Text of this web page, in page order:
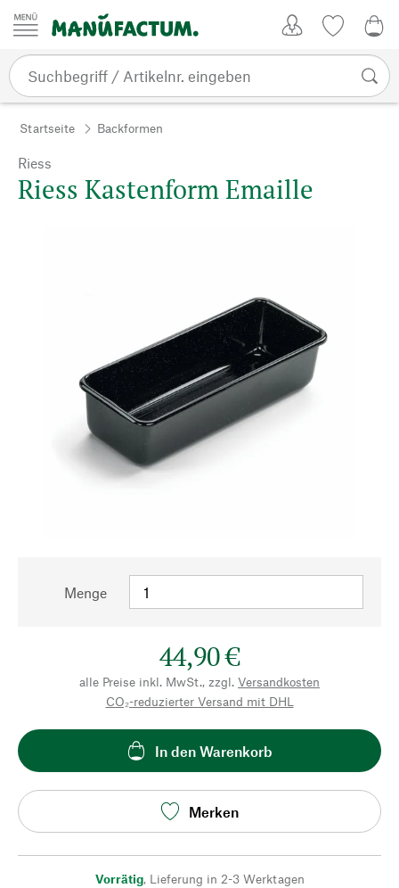
Zum Inhalt springen
Startseite Backformen
Riess
Riess Kastenform Emaille
Menge
44,90 €
alle Preise inkl. MwSt., zzgl. Versandkosten
CO₂-reduzierter Versand mit DHL
In den Warenkorb
Merken
Vorrätig, Lieferung in 2-3 Werktagen